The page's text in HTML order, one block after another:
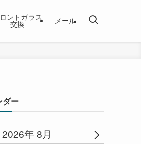
ントガラス
交換
メール
ダー
2026年 8月